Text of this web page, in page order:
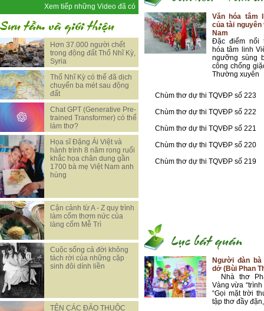
Xem tiếp những Video đã có
Hơn 37.000 người chết
trong động đất Thổ Nhĩ Kỳ,
Syria
Thổ Nhĩ Kỳ có thể đã dịch
chuyển ba mét sau động
đất
Chat GPT (Generative Pre-
trained Transformer) có thể
làm thơ?
Họa sĩ Đặng Ái Việt và
hành trình 8 năm rong ruổi
khắc họa chân dung gần
1700 bà mẹ Việt Nam anh
hùng
Cận cảnh từ A - Z quy trình
làm cốm thơm nức của
làng cốm Mễ Trì
Cuộc sống cả đời không
tách rời của những cặp
sinh đôi dính liền
TÊN CÁC ĐẢO THUỘC
Văn hóa tâm
của tài nguyên
Nam
Đặc điểm nổi
hóa tâm linh
ngưỡng sùng
công chống
Thường xuyên
Chùm thơ dự thi TQVĐP số 223
Chùm thơ dự thi TQVĐP số 222
Chùm thơ dự thi TQVĐP số 221
Chùm thơ dự thi TQVĐP số 220
Chùm thơ dự thi TQVĐP số 219
Người đàn
dở (Bùi Phan
Nhà thơ
Vàng vừa
“Gọi mặt trời
tập thơ đầy